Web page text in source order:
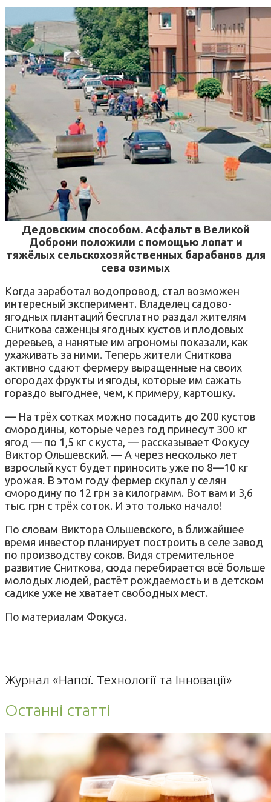
Дедовским способом. Асфальт в Великой
Доброни положили с помощью лопат и
тяжёлых сельско­хозяйственных барабанов для
сева озимых
Когда заработал водопровод, стал возможен
интересный эксперимент. Владелец садово-
ягодных плантаций бесплатно раздал жителям
Сниткова саженцы ягодных кустов и плодовых
деревьев, а нанятые им агрономы показали, как
ухаживать за ними. Теперь жители Сниткова
активно сдают фермеру выращенные на своих
огородах фрукты и ягоды, которые им сажать
гораздо выгоднее, чем, к примеру, картошку.
— На трёх сотках можно посадить до 200 кустов
смородины, которые через год принесут 300 кг
ягод — по 1,5 кг с куста, — рассказывает Фокусу
Виктор Ольшевский. — А через несколько лет
взрослый куст будет приносить уже по 8—10 кг
урожая. В этом году фермер скупал у селян
смородину по 12 грн за килограмм. Вот вам и 3,6
тыс. грн с трёх соток. И это только начало!
По словам Виктора Ольшевского, в ближайшее
время инвестор планирует построить в селе завод
по производству соков. Видя стремительное
развитие Сниткова, сюда перебирается всё больше
молодых людей, растёт рождаемость и в детском
садике уже не хватает свободных мест.
По материалам Фокуса.
Журнал «Напої. Технології та Інновації»
Останні статті